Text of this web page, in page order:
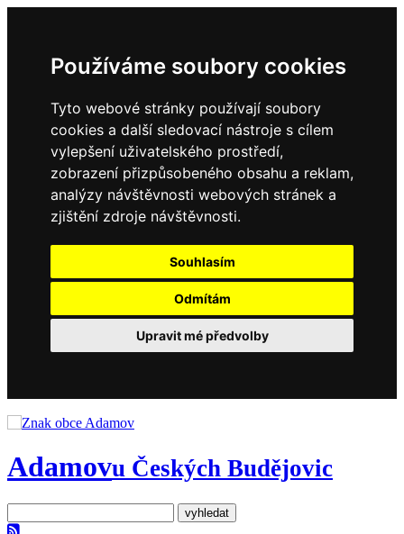
Používáme soubory cookies
Tyto webové stránky používají soubory
cookies a další sledovací nástroje s cílem
vylepšení uživatelského prostředí,
zobrazení přizpůsobeného obsahu a reklam,
analýzy návštěvnosti webových stránek a
zjištění zdroje návštěvnosti.
Souhlasím
Odmítám
Upravit mé předvolby
Adamovu Českých Budějovic